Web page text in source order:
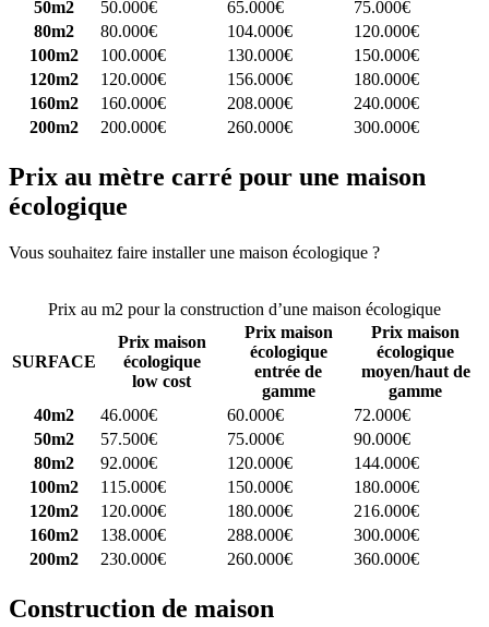
50m2
50.000€ 65.000€
75.000€
80m2
80.000€ 104.000€
120.000€
100m2
100.000€ 130.000€
150.000€
120m2
120.000€ 156.000€
180.000€
160m2
160.000€ 208.000€
240.000€
200m2
200.000€ 260.000€ 300.000€
Prix au mètre carré pour une maison
écologique
Vous souhaitez faire installer une maison écologique ?
Prix au m2 pour la construction d’une maison écologique
SURFACE
Prix maison
écologique
low cost
Prix maison
écologique
entrée de
gamme
Prix maison
écologique
moyen/haut de
gamme
40m2
46.000€ 60.000€
72.000€
50m2
57.500€ 75.000€
90.000€
80m2
92.000€ 120.000€
144.000€
100m2
115.000€ 150.000€
180.000€
120m2
120.000€ 180.000€
216.000€
160m2
138.000€ 288.000€
300.000€
200m2
230.000€ 260.000€ 360.000€
Construction de maison